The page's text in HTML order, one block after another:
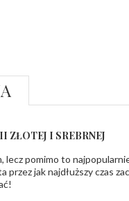
ZŁOTEJ I SREBRNEJ
lecz pomimo to
przez jak najdłuższy czas